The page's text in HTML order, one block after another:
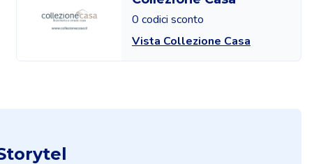
0 codici sconto
Vista Collezione Casa